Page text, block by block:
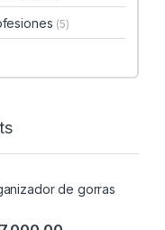
(5)
de gorras